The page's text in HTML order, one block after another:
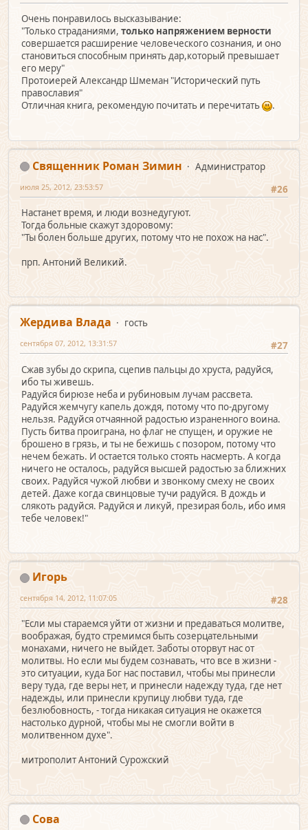
Очень понравилось высказывание:
"Только страданиями, только напряжением верности
совершается расширение человеческого сознания, и оно
становиться способным принять дар,который превышает
его меру"
Протоиерей Александр Шмеман "Исторический путь
православия"
Отличная книга, рекомендую почитать и перечитать
.
Священник Роман Зимин
Администратор
#26
июля 25, 2012, 23:53:57
Настанет время, и люди вознедугуют.
Тогда больные скажут здоровому:
"Ты болен больше других, потому что не похож на нас".
прп. Антоний Великий.
Жердива Влада
гость
#27
сентября 07, 2012, 13:31:57
Сжав зубы до скрипа, сцепив пальцы до хруста, радуйся,
ибо ты живешь.
Радуйся бирюзе неба и рубиновым лучам рассвета.
Радуйся жемчугу капель дождя, потому что по-другому
нельзя. Радуйся отчаянной радостью израненного воина.
Пусть битва проиграна, но флаг не спущен, и оружие не
брошено в грязь, и ты не бежишь с позором, потому что
нечем бежать. И остается только стоять насмерть. А когда
ничего не осталось, радуйся высшей радостью за ближних
своих. Радуйся чужой любви и звонкому смеху не своих
детей. Даже когда свинцовые тучи радуйся. В дождь и
слякоть радуйся. Радуйся и ликуй, презирая боль, ибо имя
тебе человек!"
Игорь
#28
сентября 14, 2012, 11:07:05
"Если мы стаpаемся уйти от жизни и пpедаваться молитве,
вообpажая, будто cтpемимся быть созеpцательными
монахами, ничего не выйдет. Заботы отоpвут нас от
молитвы. Но если мы будем сознавать, что все в жизни -
это ситуации, куда Бог нас поставил, чтобы мы пpинесли
веpу туда, где веpы нет, и пpинесли надежду туда, где нет
надежды, или пpинесли кpупицу любви туда, где
безлюбовность, - тогда никакая ситуация не окажется
настолько дуpной, чтобы мы не смогли войти в
молитвенном духе".
митрополит Антоний Сурожский
Сова